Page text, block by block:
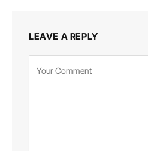
LEAVE A REPLY